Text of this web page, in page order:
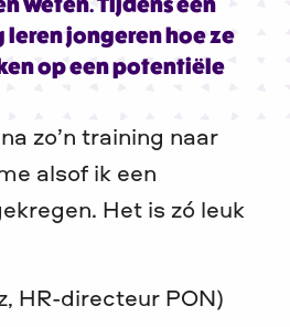
weten. Tijdens een
jongeren hoe ze
op een potentiële
zo’n training naar
alsof ik een
Het is zó leuk
HR-directeur PON)